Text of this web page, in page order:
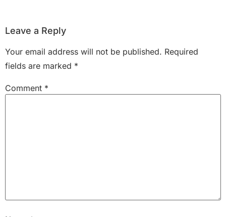
Leave a Reply
Your email address will not be published. Required
fields are marked *
Comment *